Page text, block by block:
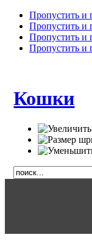
Пропустить и
Пропустить и
Пропустить и
Пропустить и
Кошки